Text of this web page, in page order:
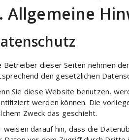
Allgemeine
Betreiber dieser Seiten nehmen
den gesetzlichen
Sie diese Website benutzen,
werden können. Die
Zweck das geschieht.
weisen darauf hin, dass die